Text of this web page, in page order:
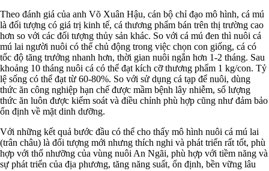
Theo đánh giá của anh Võ Xuân Hậu, cán bộ chỉ đạo mô hình, cá mú
là đối tượng có giá trị kinh tế, cá thương phẩm bán trên thị trường cao
hơn so với các đối tượng thủy sản khác. So với cá mú đen thì nuôi cá
mú lai người nuôi có thể chủ động trong việc chọn con giống, cá có
tốc độ tăng trưởng nhanh hơn, thời gian nuôi ngắn hơn 1-2 tháng. Sau
khoảng 10 tháng nuôi cá có thể đạt kích cỡ thương phẩm 1 kg/con. Tỷ
lệ sống có thể đạt từ 60-80%. So với sử dụng cá tạp để nuôi, dùng
thức ăn công nghiệp hạn chế được mầm bệnh lây nhiễm, số lượng
thức ăn luôn được kiểm soát và điều chỉnh phù hợp cũng như đảm bảo
ổn định về mặt dinh dưỡng.
Với những kết quả bước đầu có thể cho thấy mô hình nuôi cá mú lai
(trân châu) là đối tượng mới nhưng thích nghi và phát triển rất tốt, phù
hợp với thổ nhưỡng của vùng nuôi An Ngãi, phù hợp với tiềm năng và
sự phát triển của địa phương, tăng năng suất, ổn định, bền vững lâu